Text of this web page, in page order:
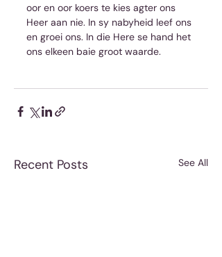
oor en oor koers te kies agter ons
Heer aan nie. In sy nabyheid leef ons
en groei ons. In die Here se hand het
ons elkeen baie groot waarde.
Recent Posts See All